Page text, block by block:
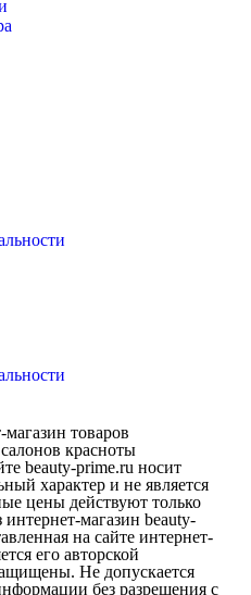
товаров
красноты
beauty-prime.ru носит
характер и не является
цены действуют только
магазин beauty-
на сайте интернет-
его авторской
Не допускается
без разрешения с